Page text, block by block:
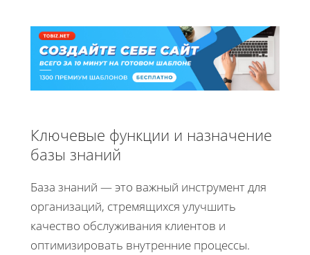
Ключевые функции и назначение
базы знаний
База знаний — это важный инструмент для
организаций, стремящихся улучшить
качество обслуживания клиентов и
оптимизировать внутренние процессы.